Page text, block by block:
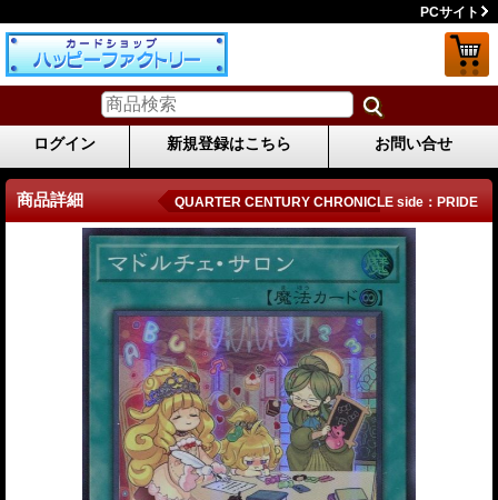
PCサイト
ログイン 新規登録はこちら お問い合せ
商品詳細 QUARTER CENTURY CHRONICLE side：PRIDE